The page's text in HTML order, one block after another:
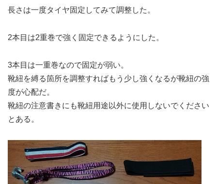
長さは一度タイヤ固定してみて調整した。
2本目は2重巻で強く固定できるようにした。
3本目は一重巻なので固定が弱い。
靴紐を縛る箇所を調整すればもう少し強くなるが靴紐の強
度が心配だ。
靴紐の注意書きにも靴紐用途以外に使用しないでください
とある。